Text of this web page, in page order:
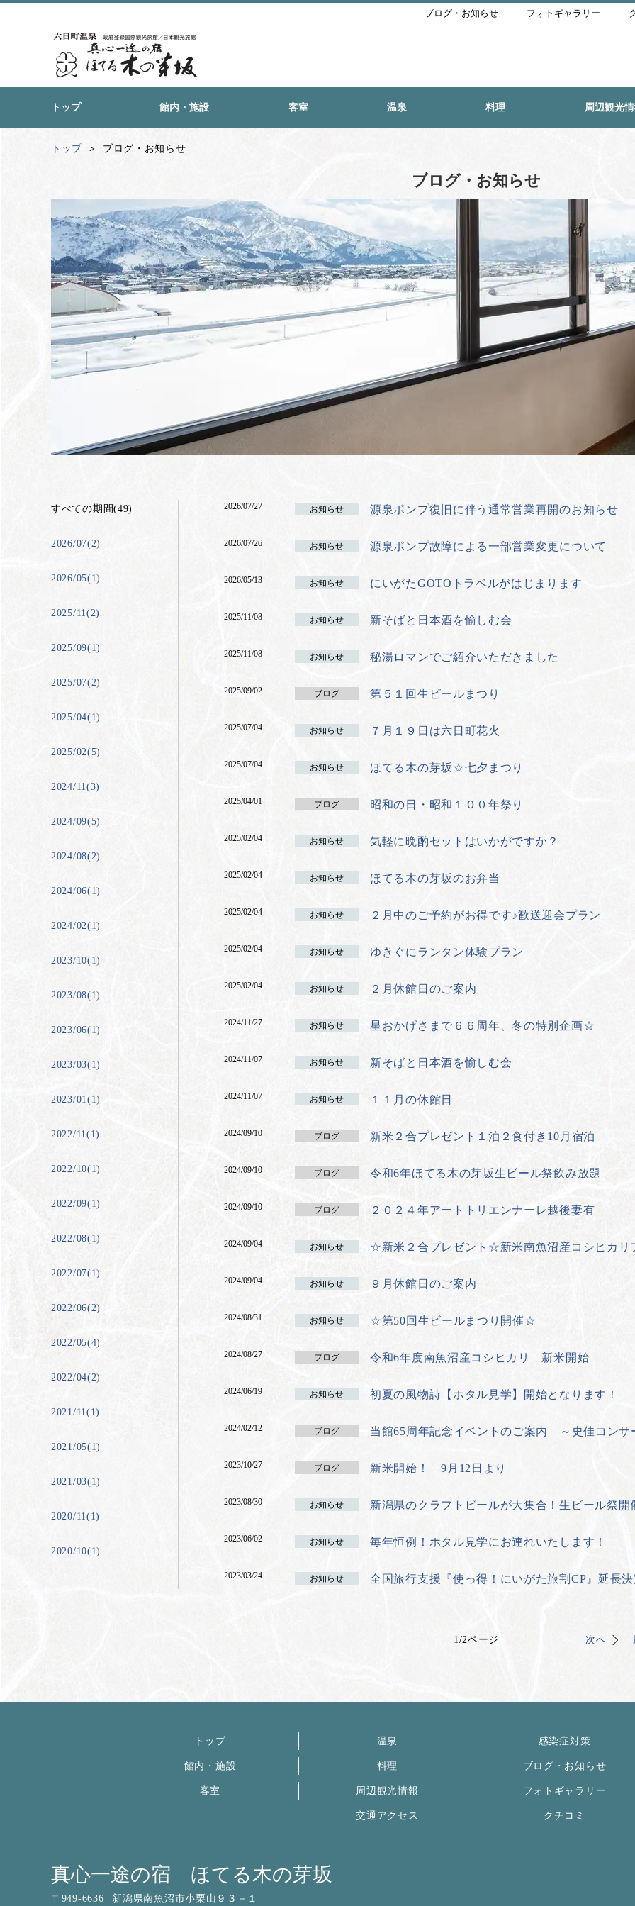
ブログ・お知らせ フォトギャラリー
トップ 館内・施設 客室 温泉 料理 周辺観光
トップ ブログ・お知らせ
ブログ・お知らせ
すべての期間(49)
2026/07(2)
2026/05(1)
2025/11(2)
2025/09(1)
2025/07(2)
2025/04(1)
2025/02(5)
2024/11(3)
2024/09(5)
2024/08(2)
2024/06(1)
2024/02(1)
2023/10(1)
2023/08(1)
2023/06(1)
2023/03(1)
2023/01(1)
2022/11(1)
2022/10(1)
2022/09(1)
2022/08(1)
2022/07(1)
2022/06(2)
2022/05(4)
2022/04(2)
2021/11(1)
2021/05(1)
2021/03(1)
2020/11(1)
2020/10(1)
2026/07/27 お知らせ 源泉ポンプ復旧に伴う通常営業再開のお知らせ
2026/07/26 お知らせ 源泉ポンプ故障による一部営業変更について
2026/05/13 お知らせ にいがたGOTOトラベルがはじまります
2025/11/08 お知らせ 新そばと日本酒を愉しむ会
2025/11/08 お知らせ 秘湯ロマンでご紹介いただきました
2025/09/02 ブログ 第５１回生ビールまつり
2025/07/04 お知らせ ７月１９日は六日町花火
2025/07/04 お知らせ ほてる木の芽坂☆七夕まつり
2025/04/01 ブログ 昭和の日・昭和１００年祭り
2025/02/04 お知らせ 気軽に晩酌セットはいかがですか？
2025/02/04 お知らせ ほてる木の芽坂のお弁当
2025/02/04 お知らせ ２月中のご予約がお得です♪歓送迎会プラン
2025/02/04 お知らせ ゆきぐにランタン体験プラン
2025/02/04 お知らせ ２月休館日のご案内
2024/11/27 お知らせ 星おかげさまで６６周年、冬の特別企画☆
2024/11/07 お知らせ 新そばと日本酒を愉しむ会
2024/11/07 お知らせ １１月の休館日
2024/09/10 ブログ 新米２合プレゼント１泊２食付き10月宿泊
2024/09/10 ブログ 令和6年ほてる木の芽坂生ビール祭飲み放題
2024/09/10 ブログ ２０２４年アートトリエンナーレ越後妻有
2024/09/04 お知らせ ☆新米２合プレゼント☆新米南魚沼産コシヒカリ
2024/09/04 お知らせ ９月休館日のご案内
2024/08/31 お知らせ ☆第50回生ビールまつり開催☆
2024/08/27 ブログ 令和6年度南魚沼産コシヒカリ 新米開始
2024/06/19 お知らせ 初夏の風物詩【ホタル見学】開始となります！
2024/02/12 ブログ 当館65周年記念イベントのご案内 ～史佳コンサ
2023/10/27 ブログ 新米開始！ 9月12日より
2023/08/30 お知らせ 新潟県のクラフトビールが大集合！生ビール祭開
2023/06/02 お知らせ 毎年恒例！ホタル見学にお連れいたします！
2023/03/24 お知らせ 全国旅行支援『使っ得！にいがた旅割CP』延長
1/2ページ 次へ
トップ
館内・施設
客室
温泉
料理
周辺観光情報
交通アクセス
感染症対策
ブログ・お知らせ
フォトギャラリー
クチコミ
真心一途の宿 ほてる木の芽坂
〒 949-6636 新潟県南魚沼市小栗山９３－１